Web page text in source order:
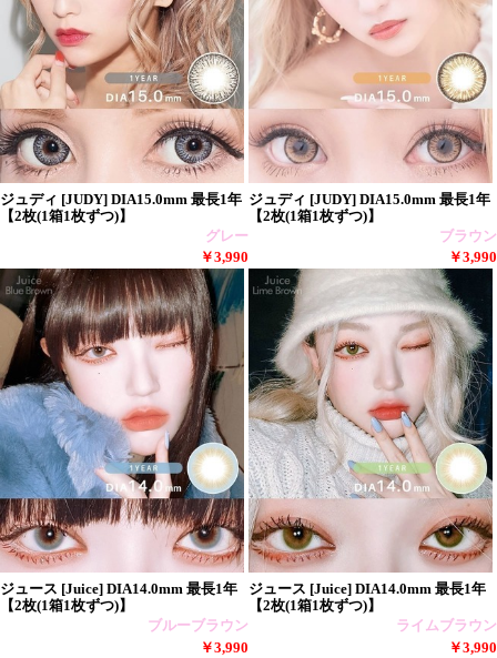
ジュディ [JUDY] DIA15.0mm 最長1年
【2枚(1箱1枚ずつ)】
グレー
￥3,990
ジュディ [JUDY] DIA15.0mm 最長1年
【2枚(1箱1枚ずつ)】
ブラウン
￥3,990
ジュース [Juice] DIA14.0mm 最長1年
【2枚(1箱1枚ずつ)】
ブルーブラウン
￥3,990
ジュース [Juice] DIA14.0mm 最長1年
【2枚(1箱1枚ずつ)】
ライムブラウン
￥3,990